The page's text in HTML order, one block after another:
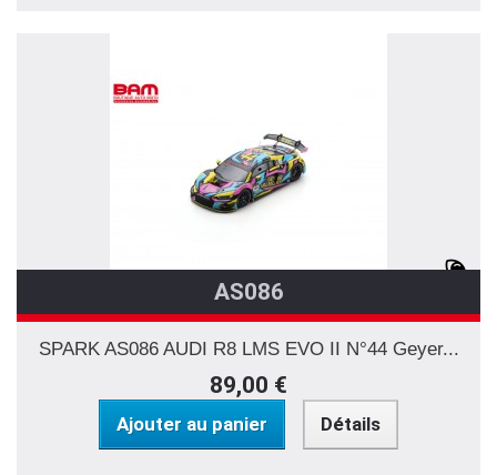
AS086
SPARK AS086 AUDI R8 LMS EVO II N°44 Geyer...
89,00 €
Ajouter au panier Détails